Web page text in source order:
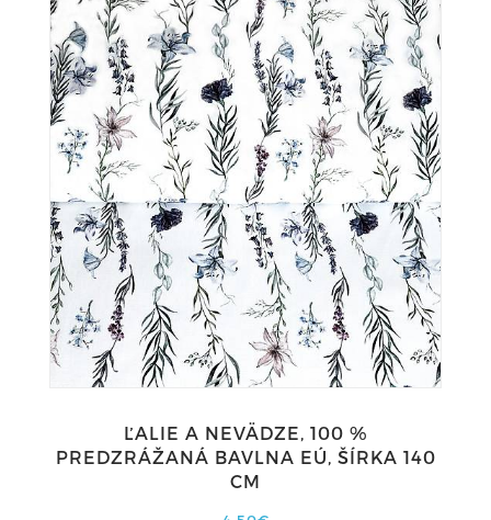
ĽALIE A NEVÄDZE, 100 %
PREDZRÁŽANÁ BAVLNA EÚ, ŠÍRKA 140
CM